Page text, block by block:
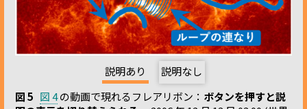
説明あり
説明なし
図 5 図 4の動画で現れるフレアリボン： ボタンを押すと説